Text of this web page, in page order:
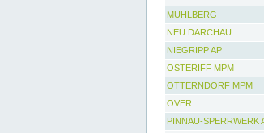
MÜHLBERG
NEU DARCHAU
NIEGRIPP AP
OSTERIFF MPM
OTTERNDORF MPM
OVER
PINNAU-SPERRWERK